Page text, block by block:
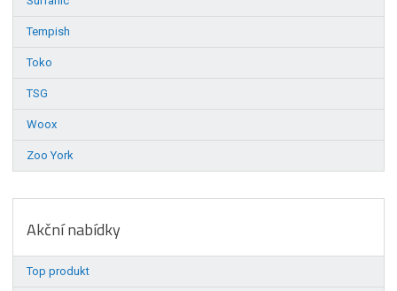
Tempish
Toko
TSG
Woox
Zoo York
Akční nabídky
Top produkt